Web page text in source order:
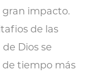
gran impacto.
de las
Dios se
de tiempo más